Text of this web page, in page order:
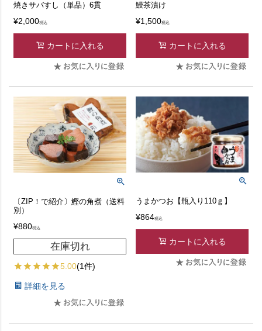
焼きサバすし（単品）6貫
¥2,000税込
カートに入れる
鰻茶漬け
¥1,500税込
カートに入れる
〔ZIP！で紹介〕鰹の角煮（送料
別）
¥880税込
在庫切れ
5.00(1件)
詳細を見る
うまかつお【瓶入り110ｇ】
¥864税込
カートに入れる